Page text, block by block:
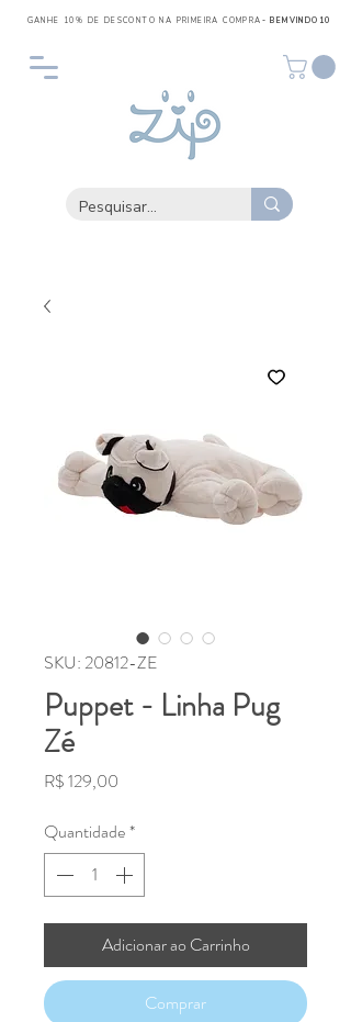
GANHE 10% DE DESCONTO NA PRIMEIRA COMPRA - BEMVINDO10
SKU: 20812-ZE
Puppet - Linha Pug
Zé
R$ 129,00
Quantidade*
Adicionar ao Carrinho
Comprar